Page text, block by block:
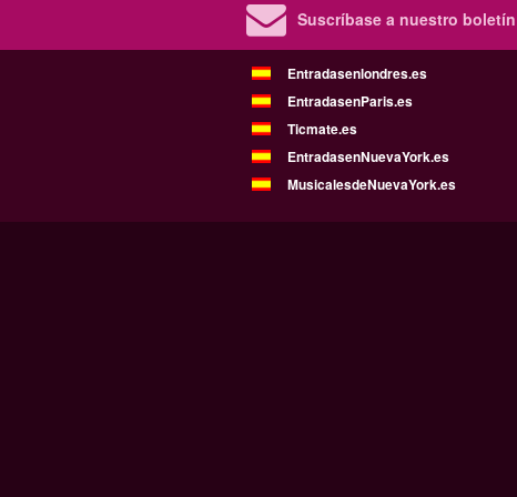
Suscríbase a nuestro
Entradasenlondres.es
EntradasenParis.es
Ticmate.es
EntradasenNuevaYork.es
MusicalesdeNuevaYork.es